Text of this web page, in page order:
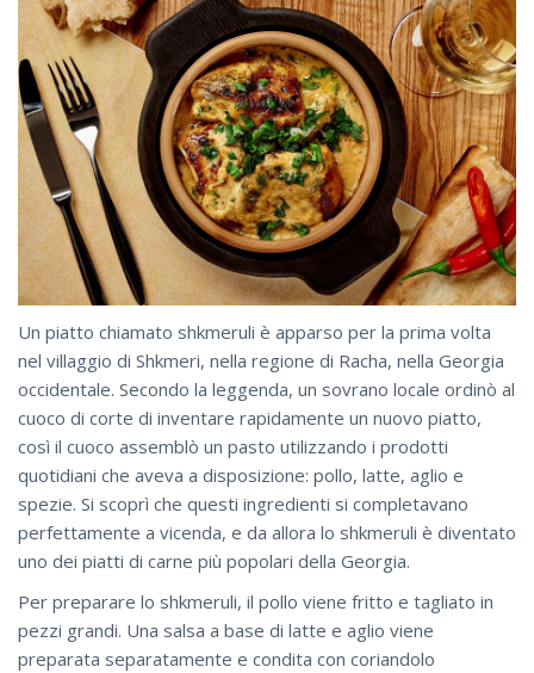
Un piatto chiamato shkmeruli è apparso per la prima volta
nel villaggio di Shkmeri, nella regione di Racha, nella Georgia
occidentale. Secondo la leggenda, un sovrano locale ordinò al
cuoco di corte di inventare rapidamente un nuovo piatto,
così il cuoco assemblò un pasto utilizzando i prodotti
quotidiani che aveva a disposizione: pollo, latte, aglio e
spezie. Si scoprì che questi ingredienti si completavano
perfettamente a vicenda, e da allora lo shkmeruli è diventato
uno dei piatti di carne più popolari della Georgia.
Per preparare lo shkmeruli, il pollo viene fritto e tagliato in
pezzi grandi. Una salsa a base di latte e aglio viene
preparata separatamente e condita con coriandolo